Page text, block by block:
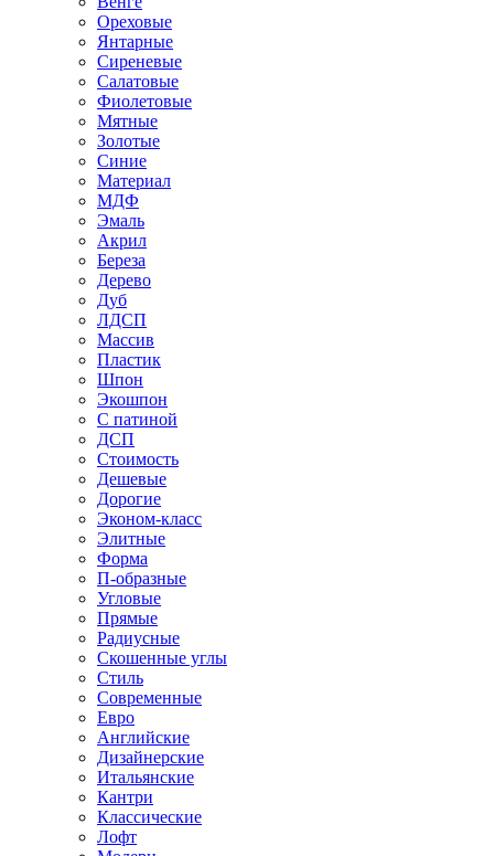
Ореховые
Янтарные
Сиреневые
Салатовые
Фиолетовые
Мятные
Золотые
Синие
Материал
МДФ
Эмаль
Акрил
Береза
Дерево
Дуб
ЛДСП
Массив
Пластик
Шпон
Экошпон
С патиной
ДСП
Стоимость
Дешевые
Дорогие
Эконом-класс
Элитные
Форма
П-образные
Угловые
Прямые
Радиусные
Скошенные углы
Стиль
Современные
Евро
Английские
Дизайнерские
Итальянские
Кантри
Классические
Лофт